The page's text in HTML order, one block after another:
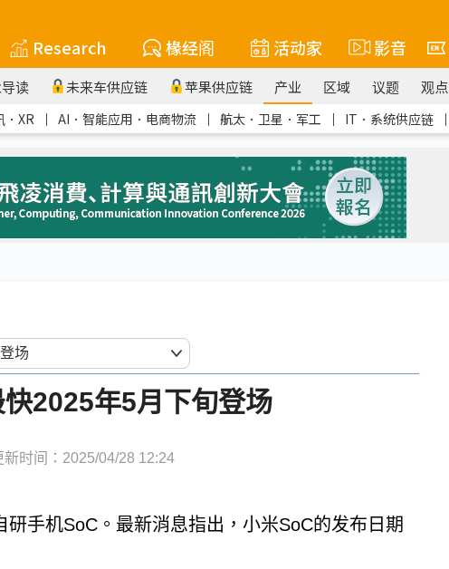
Research 椽经阁 活动家 影音
读 未来车供应链 苹果供应链 产业 区域 议题 观点
．XR ｜ AI．智能应用．电商物流 ｜ 航太．卫星．军工 ｜ IT．系统供应链 ｜
2025年5月下旬登场
新时间：2025/04/28 12:24
手机SoC。最新消息指出，小米SoC的发布日期